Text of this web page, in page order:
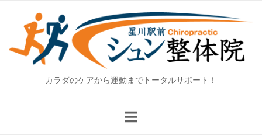
content
カラダのケアから運動までトータルサポート！